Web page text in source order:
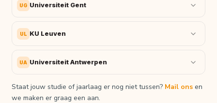
UG Universiteit Gent
UL KU Leuven
UA Universiteit Antwerpen
Staat jouw studie of jaarlaag er nog niet tussen? Mail ons en
we maken er graag een aan.